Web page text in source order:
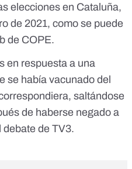
elecciones en Cataluña,
de 2021, como se puede
de COPE.
en respuesta a una
se había vacunado del
, saltándose
de haberse negado a
debate de TV3.